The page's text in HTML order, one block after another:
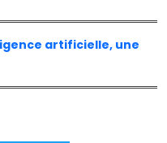
artificielle, une